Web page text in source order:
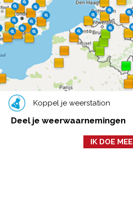
Koppel je weerstation
Deel je weerwaarnemingen
IK DOE MEE